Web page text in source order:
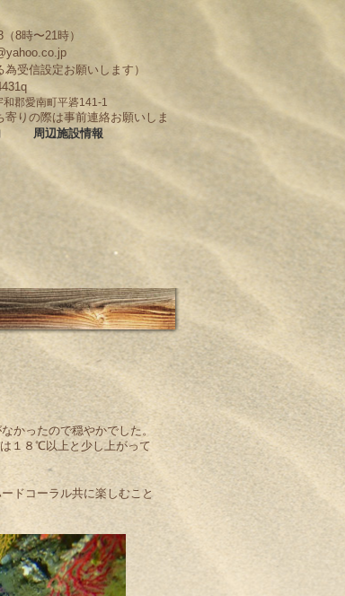
8時〜21時）
為受信設定お願いします）
郡愛南町平碆141-1
りの際は事前連絡お願いしま
周辺施設情報
かったので穏やかでした。
１８℃以上と少し上がって
ドコーラル共に楽しむこと